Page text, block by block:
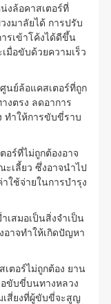
งล้อคาสเตอร์ที่
งมาลัยได้ การปรับ
รเข้าโค้งได้ดีขึ้น
มื่อขับด้วยความเร็ว
นย์ล้อแคสเตอร์ที่ถูก
งตรง ลดอาการ
ทำให้การขับขี่ราบ
อร์ที่ไม่ถูกต้องอาจ
ะเลี้ยว ซึ่งอาจนำไป
ใช้จ่ายในการบำรุง
เสมอเป็นสิ่งจำเป็น
อาจทำให้เกิดปัญหา
ตอร์ไม่ถูกต้อง ยาน
ขับขี่บนทางหลวง
เสี่ยงที่ผู้ขับขี่จะสูญ